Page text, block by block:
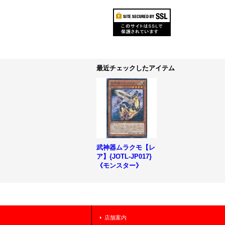
最近チェックしたアイテム
武神器ムラクモ【レ
ア】{JOTL-JP017}
《モンスター》
店舗案内